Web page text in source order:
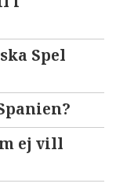
Spel
ej vill